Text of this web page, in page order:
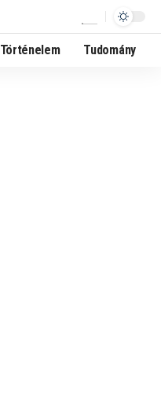
Történelem Tudomány